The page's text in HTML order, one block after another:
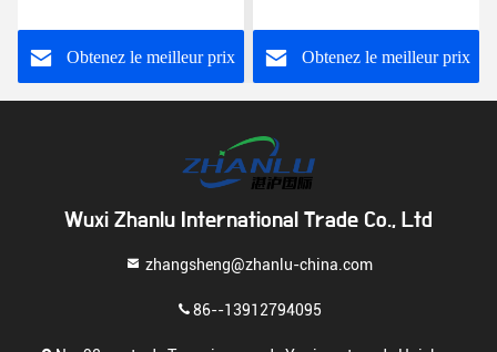
Obtenez le meilleur prix Obtenez le meilleur prix
Wuxi Zhanlu International Trade Co., Ltd
zhangsheng@zhanlu-china.com
86--13912794095